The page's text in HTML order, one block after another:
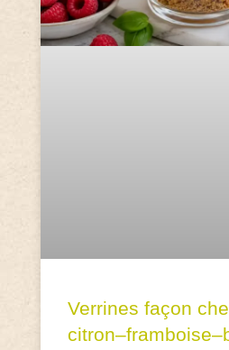
Verrines façon